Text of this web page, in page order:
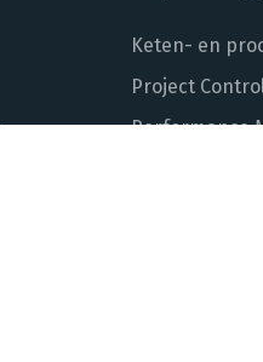
Keten- en
Project
Performance